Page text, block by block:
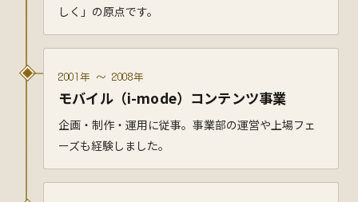
しく」の原点です。
2001年 〜 2008年
モバイル（i-mode）コンテンツ事業
企画・制作・運用に従事。事業部の運営や上場フェ
ーズも経験しました。